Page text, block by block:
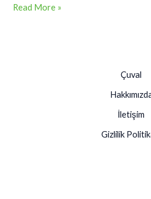
Read More »
Çuval
İletişim
Gizlilik